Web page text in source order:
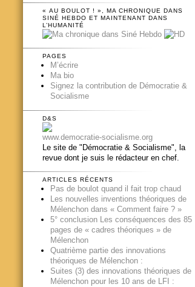
« AU BOULOT ! », MA CHRONIQUE DANS
SINÉ HEBDO ET MAINTENANT DANS
L’HUMANITÉ
PAGES
M’écrire
Ma bio
Signez la contribution de Démocratie &
Socialisme
D&S
www.democratie-socialisme.org
Le site de "Démocratie & Socialisme", la
revue dont je suis le rédacteur en chef.
ARTICLES RÉCENTS
Pas de boulot quand il fait trop chaud
Les nouvelles inventions théoriques de
Mélenchon dans « Comment faire ? »
5° conclusion Les conséquences des 85
pages de « cadres théoriques » de
Mélenchon
Quatrième partie des innovations
théoriques de Mélenchon :
Suites (3) des innovations théoriques de
Mélenchon pour les 10 ans de LFI :